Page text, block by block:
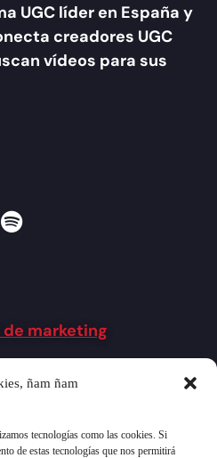
ñam ñam
tecnologías como las cookies. Si
de estas tecnologías que nos permitirá
UGC líder en España y
creadores UGC
vídeos para sus
de marketing